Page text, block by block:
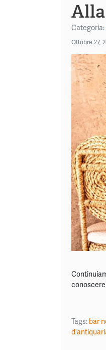
Categoria:
Ottobre 27,
conoscere
Tags: bar